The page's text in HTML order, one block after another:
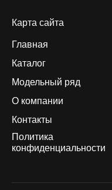
Карта сайта
Главная
Каталог
Модельный ряд
О компании
Контакты
Политика
конфиденциальности